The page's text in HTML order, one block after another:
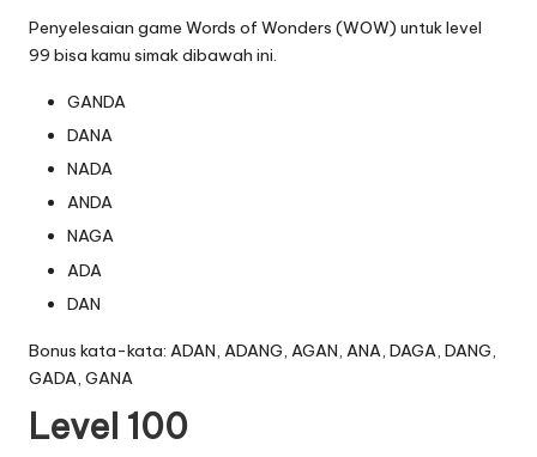
Penyelesaian game Words of Wonders (WOW) untuk level
99 bisa kamu simak dibawah ini.
GANDA
DANA
NADA
ANDA
NAGA
ADA
DAN
Bonus kata-kata: ADAN, ADANG, AGAN, ANA, DAGA, DANG,
GADA, GANA
Level 100